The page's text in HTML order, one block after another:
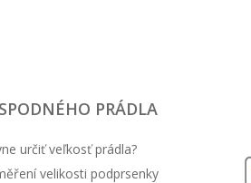
PRÁDLA
určiť veľkosť prádla?
velikosti podprsenky